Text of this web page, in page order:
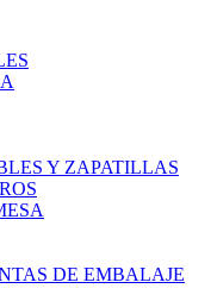
Y ZAPATILLAS
DE EMBALAJE